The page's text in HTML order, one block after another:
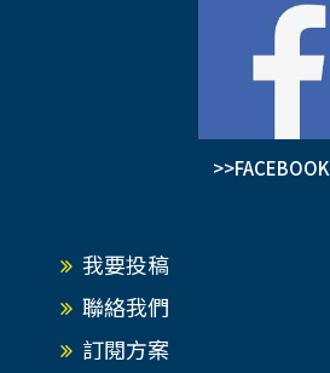
>>FACEBOOK
我要投稿
聯絡我們
訂閱方案